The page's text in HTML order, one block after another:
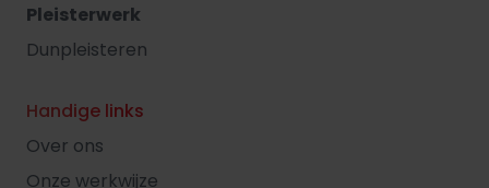
Pleisterwerk
Dunpleisteren
Handige links
Over ons
Onze werkwijze